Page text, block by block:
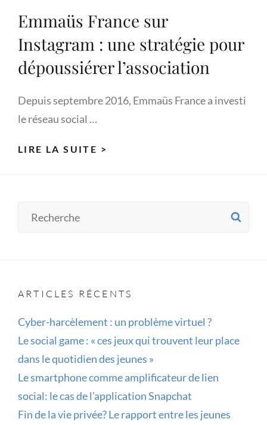
Emmaüs France sur
Instagram : une stratégie pour
dépoussiérer l’association
Depuis septembre 2016, Emmaüs France a investi
le réseau social …
LIRE LA SUITE >
ARTICLES RÉCENTS
Cyber-harcèlement : un problème virtuel ?
Le social game : « ces jeux qui trouvent leur place
dans le quotidien des jeunes »
Le smartphone comme amplificateur de lien
social: le cas de l’application Snapchat
Fin de la vie privée? Le rapport entre les jeunes